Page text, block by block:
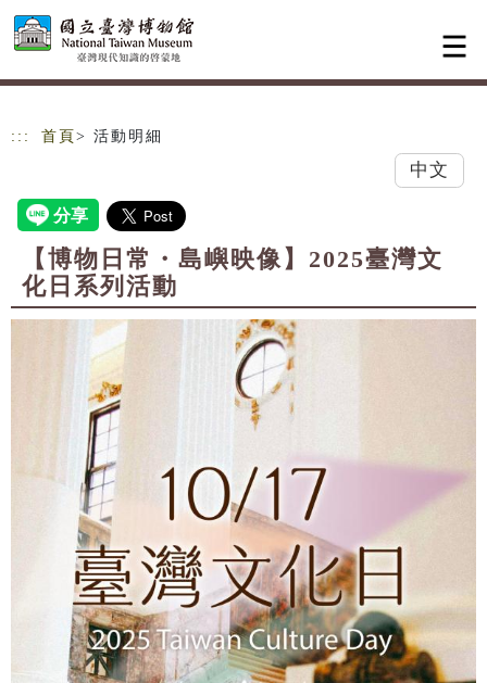
跳到主要內容
網站導覽
::: 首頁 > 活動明細
中文
【博物日常・島嶼映像】2025臺灣文
化日系列活動